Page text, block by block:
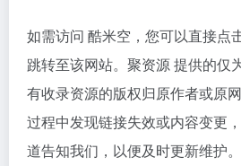
如需访问 酷米空，您可以直接点
跳转至该网站。聚资源 提供的仅
有收录资源的版权归原作者或原
过程中发现链接失效或内容变更
道告知我们，以便及时更新维护。